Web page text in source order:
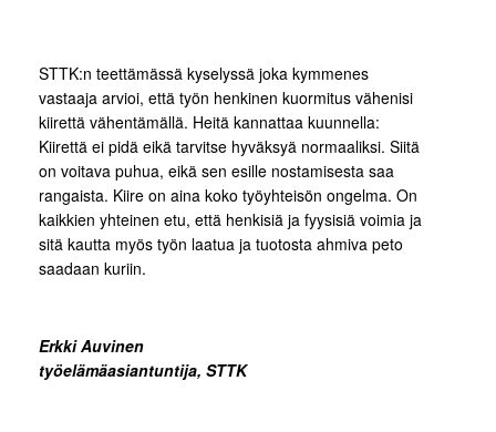
STTK:n teettämässä kyselyssä joka kymmenes
vastaaja arvioi, että työn henkinen kuormitus vähenisi
kiirettä vähentämällä. Heitä kannattaa kuunnella:
Kiirettä ei pidä eikä tarvitse hyväksyä normaaliksi. Siitä
on voitava puhua, eikä sen esille nostamisesta saa
rangaista. Kiire on aina koko työyhteisön ongelma. On
kaikkien yhteinen etu, että henkisiä ja fyysisiä voimia ja
sitä kautta myös työn laatua ja tuotosta ahmiva peto
saadaan kuriin.
Erkki Auvinen
työelämäasiantuntija, STTK